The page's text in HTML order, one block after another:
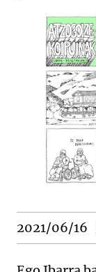
2021/06/16